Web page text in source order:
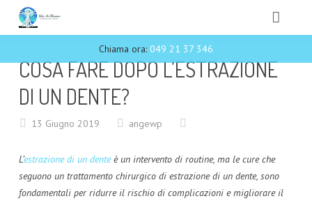
Chiama ora: 049 21 37 346
CHI SIAMO
AMALGAMA
COSA FARE DOPO L’ESTRAZIONE
DI UN DENTE?
13 Giugno 2019 angewp
L’estrazione di un denteè un intervento di routine, ma le cure che
seguono un trattamento chirurgico di estrazione di un dente, sono
fondamentali per ridurre il rischio di complicazioni e migliorare il